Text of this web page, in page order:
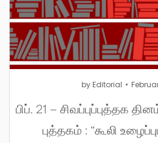
by Editorial
பிப். 21 – சிவப்புப்புத்தக
புத்தகம் : “கூலி